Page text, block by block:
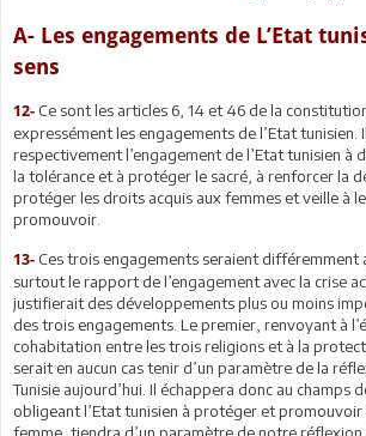
A- Les engagements de L’Etat
sens
12- Ce sont les articles 6, 14 et 46 de la
expressément les engagements de l’Etat tunisien.
respectivement l’engagement de l’Etat tunisien à
la tolérance et à protéger le sacré, à renforcer la
protéger les droits acquis aux femmes et veille à
promouvoir.
13- Ces trois engagements seraient différemment
surtout le rapport de l’engagement avec la crise
justifierait des développements plus ou moins
des trois engagements. Le premier, renvoyant à
cohabitation entre les trois religions et à la
serait en aucun cas tenir d’un paramètre de la
Tunisie aujourd’hui. Il échappera donc au champs
obligeant l’Etat tunisien à protéger et promouvoir